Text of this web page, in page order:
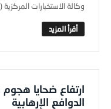
وكالة الاستخبارات
ارتفاع ضحايا هجوم
الدوافع الإرهابية